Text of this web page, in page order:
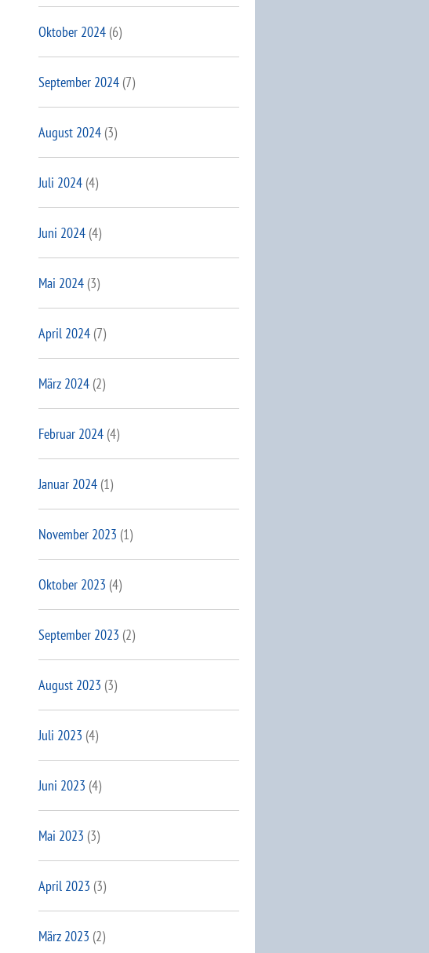
Oktober 2024(6)
September 2024(7)
August 2024(3)
Juli 2024(4)
Juni 2024(4)
Mai 2024(3)
April 2024(7)
März 2024(2)
Februar 2024(4)
Januar 2024(1)
November 2023 (1)
Oktober 2023 (4)
September 2023 (2)
August 2023 (3)
Juli 2023 (4)
Juni 2023 (4)
Mai 2023 (3)
April 2023 (3)
März 2023 (2)